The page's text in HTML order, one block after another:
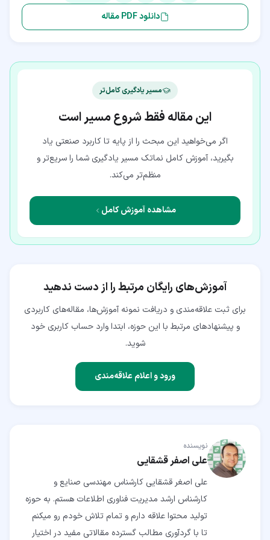
دانلود PDF مقاله
مسیر یادگیری کامل‌تر
این مقاله فقط شروع مسیر است
اگر می‌خواهید این مبحث را از پایه تا کاربرد صنعتی یاد
بگیرید، آموزش کامل نماتک مسیر یادگیری شما را سریع‌تر و
منظم‌تر می‌کند.
مشاهده آموزش کامل
آموزش‌های رایگان مرتبط را از دست ندهید
برای ثبت علاقه‌مندی و دریافت نمونه آموزش‌ها، مقاله‌های کاربردی
و پیشنهادهای مرتبط با این حوزه، ابتدا وارد حساب کاربری خود
شوید.
ورود و اعلام علاقه‌مندی
نویسنده
علی اصفر قشقایی
علی اصغر قشقایی کارشناس مهندسی صنایع و
کارشناس ارشد مدیریت فناوری اطلاعات هستم. به حوزه
تولید محتوا علاقه دارم و تمام تلاش خودم رو میکنم
تا با گردآوری مطالب گسترده مقالاتی مفید در اختیار